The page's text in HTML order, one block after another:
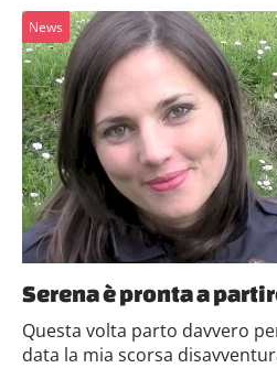
News
Serena è pronta a
Questa volta parto davvero
data la mia scorsa